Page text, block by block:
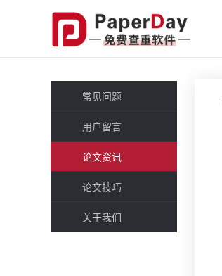
常见问题
用户留言
论文资讯
论文技巧
关于我们